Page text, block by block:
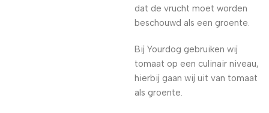
dat de vrucht moet worden
beschouwd als een groente.
Bij Yourdog gebruiken wij
tomaat op een culinair niveau,
hierbij gaan wij uit van tomaat
als groente.